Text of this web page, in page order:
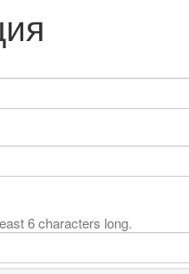
6 characters long.